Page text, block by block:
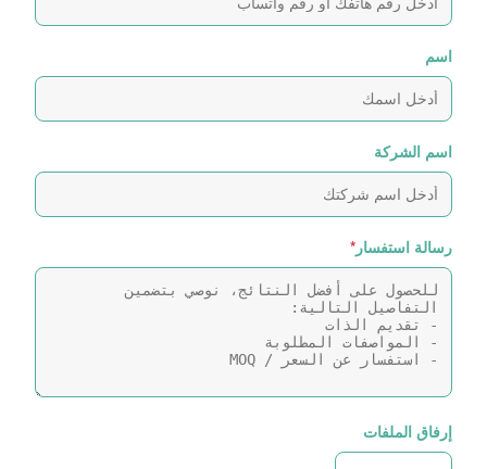
اسم
اسم الشركة
رسالة استفسار *
إرفاق الملفات